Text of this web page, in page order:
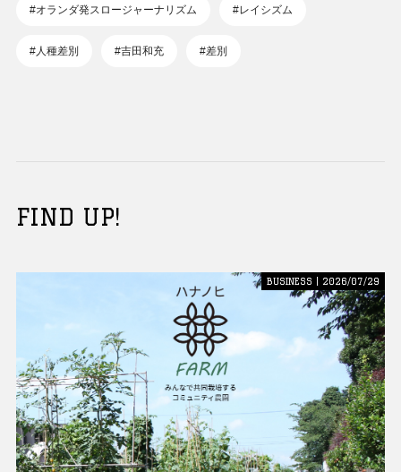
#オランダ発スロージャーナリズム #レイシズム
#人種差別 #吉田和充 #差別
FIND UP!
BUSINESS | 2026/07/29